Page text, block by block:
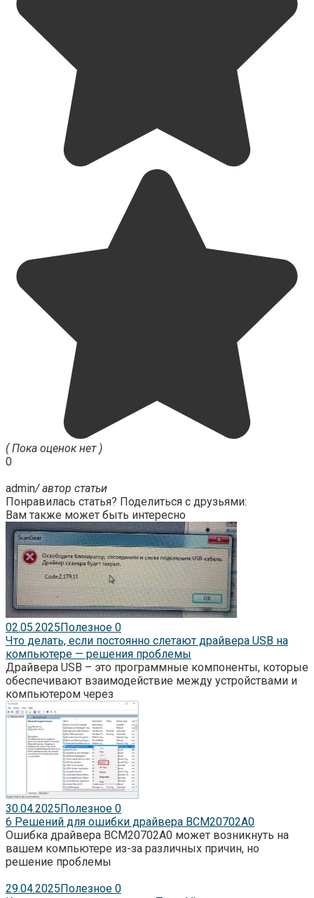
( Пока оценок нет )
0
admin/ автор статьи
Понравилась статья? Поделиться с друзьями:
Вам также может быть интересно
02.05.2025Полезное 0
Что делать, если постоянно слетают драйвера USB на
компьютере — решения проблемы
Драйвера USB – это программные компоненты, которые
обеспечивают взаимодействие между устройствами и
компьютером через
30.04.2025Полезное 0
6 Решений для ошибки драйвера BCM20702A0
Ошибка драйвера BCM20702A0 может возникнуть на
вашем компьютере из-за различных причин, но
решение проблемы
29.04.2025Полезное 0